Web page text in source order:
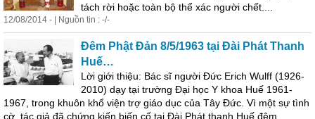
tách rời hoặc toàn bộ thể xác người chết....
12/08/2014 - | Nguồn tin : -/-
Đêm Phật Đản 8/5/1963 tại Đài Phát Thanh
Huế…
Lời giới thiệu: Bác sĩ người Đức Erich Wulff (1926-
2010) dạy tại trường Ðại học Y khoa Huế 1961-
1967, trong khuôn khổ viện trợ giáo dục của Tây Ðức. Vì một sự tình
cờ, tác giả đã chứng kiến biến cố tại Ðài Phát thanh Huế đêm